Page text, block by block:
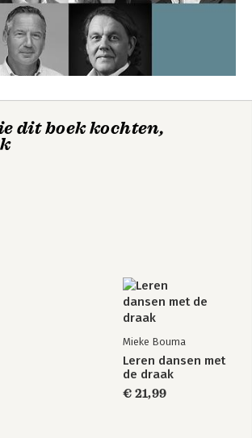
dit boek kochten,
Mieke Bouma
Leren dansen met
de draak
€ 21,99